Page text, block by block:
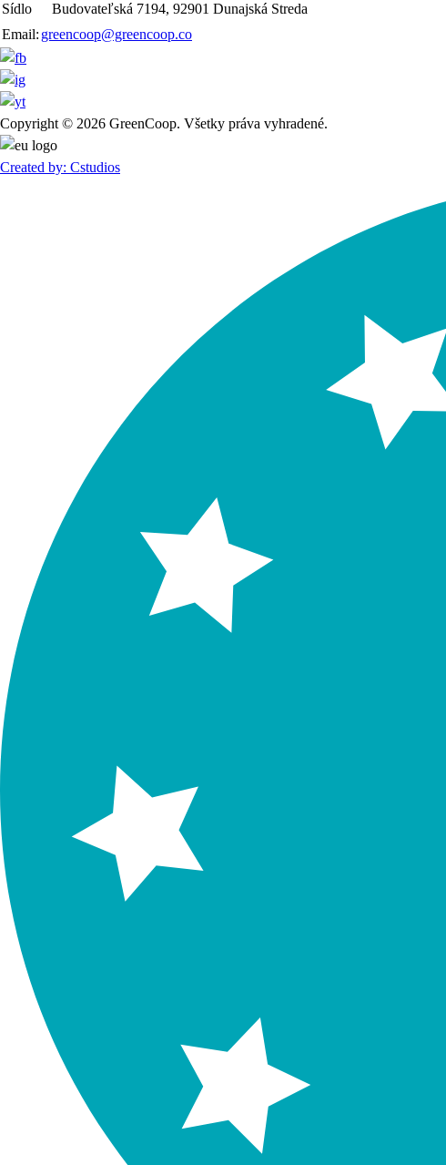
Sídlo
Budovateľská 7194, 92901 Dunajská Streda
Email: greencoop@greencoop.co
Copyright © 2026 GreenCoop. Všetky práva vyhradené.
Created by: Cstudios